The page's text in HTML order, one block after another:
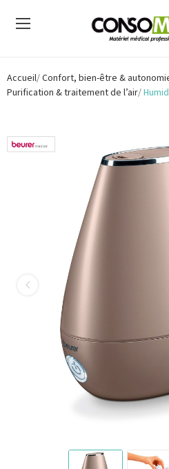
Accueil Confort, bien-être &
Purification & traitement de l’air